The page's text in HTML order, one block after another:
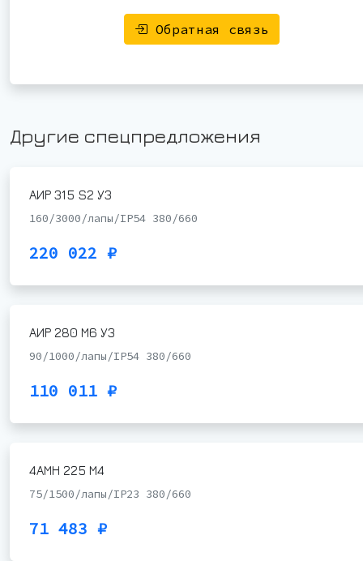
Обратная связь
Другие спецпредложения
АИР 315 S2 У3
160/3000/лапы/IP54 380/660
220 022 ₽
АИР 280 М6 У3
90/1000/лапы/IP54 380/660
110 011 ₽
4АМН 225 М4
75/1500/лапы/IP23 380/660
71 483 ₽